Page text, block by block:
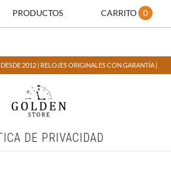
PRODUCTOS CARRITO 0
2012 | RELOJES ORIGINALES CON GARANTÍA |
DE PRIVACIDAD